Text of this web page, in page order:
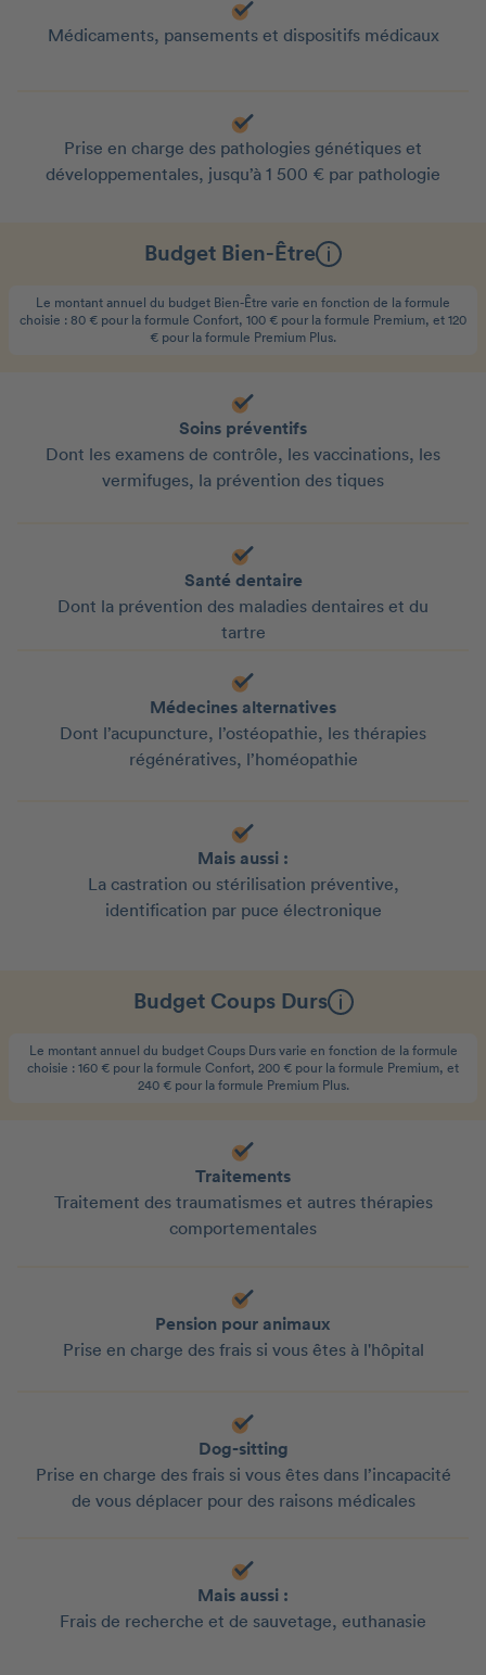
Médicaments, pansements et dispositifs médicaux
Prise en charge des pathologies génétiques et
développementales, jusqu’à 1 500 € par pathologie
Budget Bien-Être
Le montant annuel du budget Bien-Être varie en fonction de la formule
choisie : 80 € pour la formule Confort, 100 € pour la formule Premium, et 120
€ pour la formule Premium Plus.
Soins préventifs
Dont les examens de contrôle, les vaccinations, les
vermifuges, la prévention des tiques
Santé dentaire
Dont la prévention des maladies dentaires et du
tartre
Médecines alternatives
Dont l’acupuncture, l’ostéopathie, les thérapies
régénératives, l’homéopathie
Mais aussi :
La castration ou stérilisation préventive,
identification par puce électronique
Budget Coups Durs
Le montant annuel du budget Coups Durs varie en fonction de la formule
choisie : 160 € pour la formule Confort, 200 € pour la formule Premium, et
240 € pour la formule Premium Plus.
Traitements
Traitement des traumatismes et autres thérapies
comportementales
Pension pour animaux
Prise en charge des frais si vous êtes à l'hôpital
Dog-sitting
Prise en charge des frais si vous êtes dans l’incapacité
de vous déplacer pour des raisons médicales
Mais aussi :
Frais de recherche et de sauvetage, euthanasie